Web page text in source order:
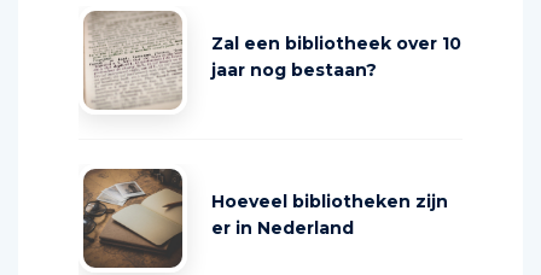
Zal een bibliotheek over 10
jaar nog bestaan?
Hoeveel bibliotheken zijn
er in Nederland